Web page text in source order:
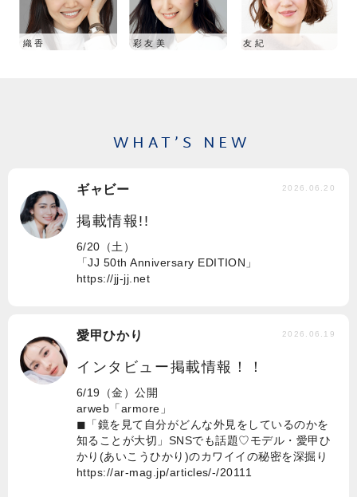
織香 彩友美 友紀
WHAT’S NEW
ギャビー
掲載情報!!
6/20（土）
「JJ 50th Anniversary EDITION」
https://jj-jj.net
2026.06.20
愛甲ひかり
インタビュー掲載情報！！
6/19（金）公開
arweb「armore」
◼︎「鏡を見て自分がどんな外見をしているのかを
知ることが大切」SNSでも話題♡モデル・愛甲ひ
かり(あいこうひかり)のカワイイの秘密を深掘り
https://ar-mag.jp/articles/-/20111
2026.06.19